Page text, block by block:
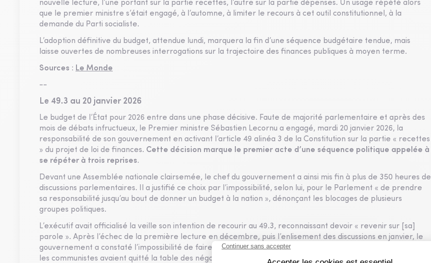
nouvelle lecture, l’une portant sur la partie recettes, l’autre sur la partie dépenses. Un usage répété alors
que le premier ministre s’était engagé, à l’automne, à limiter le recours à cet outil constitutionnel, à la
demande du Parti socialiste.
L’adoption définitive du budget, attendue lundi, marquera la fin d’une séquence budgétaire tendue, mais
laisse ouvertes de nombreuses interrogations sur la trajectoire des finances publiques à moyen terme.
Sources : Le Monde
--
Le 49.3 au 20 janvier 2026
Le budget de l’État pour 2026 entre dans une phase décisive. Faute de majorité parlementaire et après des
mois de débats infructueux, le Premier ministre Sébastien Lecornu a engagé, mardi 20 janvier 2026, la
responsabilité de son gouvernement en activant l’article 49 alinéa 3 de la Constitution sur la partie « recettes
» du projet de loi de finances. Cette décision marque le premier acte d’une séquence politique appelée à
se répéter à trois reprises.
Devant une Assemblée nationale clairsemée, le chef du gouvernement a ainsi mis fin à plus de 350 heures de
discussions parlementaires. Il a justifié ce choix par l’impossibilité, selon lui, pour le Parlement « de prendre
sa responsabilité jusqu’au bout de donner un budget à la nation », dénonçant les blocages de plusieurs
groupes politiques.
L’exécutif avait officialisé la veille son intention de recourir au 49.3, reconnaissant devoir « revenir sur [sa]
parole ». Après l’échec de la première lecture en décembre, puis l’enlisement des discussions en janvier, le
gouvernement a constaté l’impossibilité de faire adopter le budget par un vote classique. Les écologistes et
les communistes avaient quitté la table des négociations, tandis que le Parti socialiste avait confirmé ne pas